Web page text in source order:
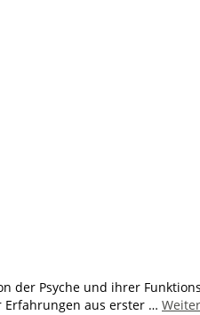
der Psyche und ihrer
aus erster …